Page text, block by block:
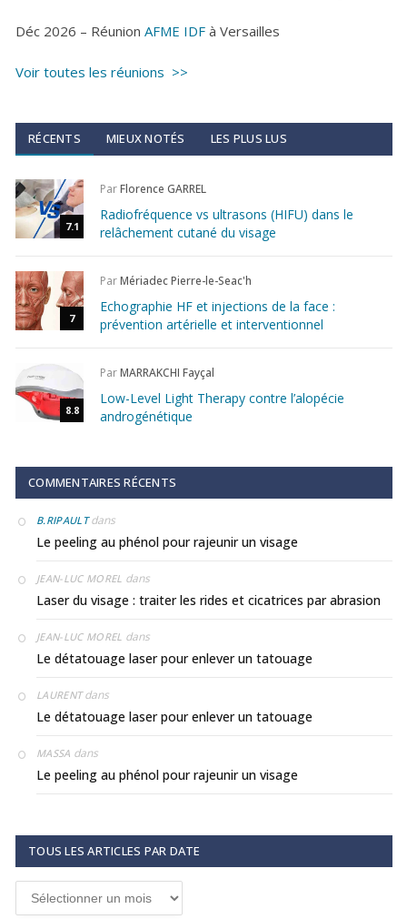
Déc 2026 – Réunion AFME IDF à Versailles
Voir toutes les réunions >>
RÉCENTS MIEUX NOTÉS LES PLUS LUS
7.1
ParFlorence GARREL
Radiofréquence vs ultrasons (HIFU) dans le
relâchement cutané du visage
7
ParMériadec Pierre-le-Seac'h
Echographie HF et injections de la face :
prévention artérielle et interventionnel
8.8
ParMARRAKCHI Fayçal
Low-Level Light Therapy contre l’alopécie
androgénétique
COMMENTAIRES RÉCENTS
B.RIPAULTdans
Le peeling au phénol pour rajeunir un visage
JEAN-LUC MOREL dans
Laser du visage : traiter les rides et cicatrices par abrasion
JEAN-LUC MOREL dans
Le détatouage laser pour enlever un tatouage
LAURENTdans
Le détatouage laser pour enlever un tatouage
MASSA dans
Le peeling au phénol pour rajeunir un visage
TOUS LES ARTICLES PAR DATE